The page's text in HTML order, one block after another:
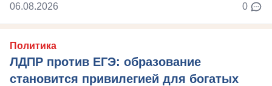
06.08.2026 0
Политика
ЛДПР против ЕГЭ: образование
становится привилегией для богатых